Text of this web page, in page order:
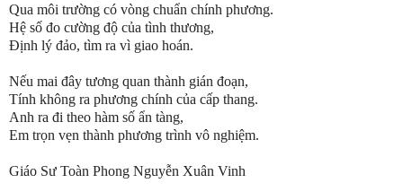
Qua môi trường có vòng chuẩn chính phương.
Hệ số đo cường độ của tình thương,
Định lý đảo, tìm ra vì giao hoán.
Nếu mai đây tương quan thành gián đoạn,
Tính không ra phương chính của cấp thang.
Anh ra đi theo hàm số ẩn tàng,
Em trọn vẹn thành phương trình vô nghiệm.
Giáo Sư Toàn Phong Nguyễn Xuân Vinh